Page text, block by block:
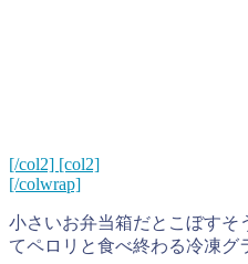
[/col2] [col2]
[/colwrap]
小さいお弁当箱だとこぼすそ
てペロリと食べ終わる冷凍グ